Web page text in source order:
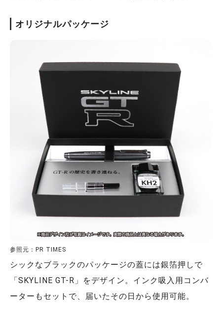
オリジナルパッケージ
参照元：PR TIMES
シックなブラックのパッケージの蓋には銀箔押しで
「SKYLINE GT-R」をデザイン。インク吸入用コンバ
ーターもセットで、届いたその日から使用可能。